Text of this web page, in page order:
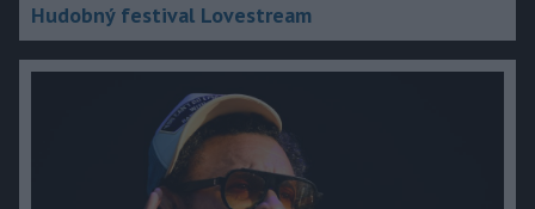
Hudobný festival Lovestream